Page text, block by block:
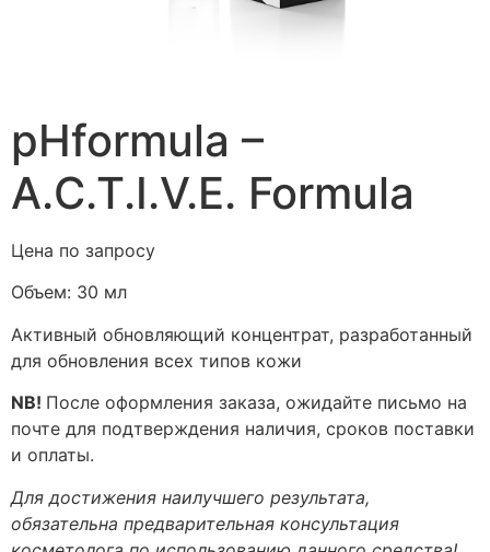
pHformula –
A.C.T.I.V.E. Formula
Цена по запросу
Объем: 30 мл
Активный обновляющий концентрат, разработанный
для обновления всех типов кожи
NB! После оформления заказа, ожидайте письмо на
почте для подтверждения наличия, сроков поставки
и оплаты.
Для достижения наилучшего результата,
обязательна предварительная консультация